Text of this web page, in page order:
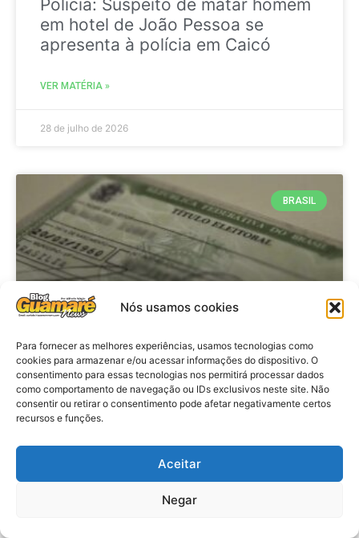
Nós usamos cookies
Para fornecer as melhores experiências, usamos tecnologias como
cookies para armazenar e/ou acessar informações do dispositivo. O
consentimento para essas tecnologias nos permitirá processar dados
como comportamento de navegação ou IDs exclusivos neste site. Não
consentir ou retirar o consentimento pode afetar negativamente certos
recursos e funções.
Aceitar
Negar
Policia: Suspeito de matar homem
em hotel de João Pessoa se
apresenta à polícia em Caicó
VER MATÉRIA »
28 de julho de 2026
BRASIL
Brasil: Policia Federal investiga
753 casos de crimes eleitorais
antes das eleições